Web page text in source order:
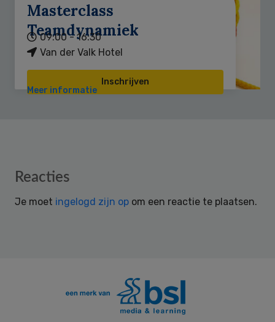
Masterclass
Teamdynamiek
09:00 - 16:30
Van der Valk Hotel
Inschrijven
Meer informatie
Reader
Reacties
Je moet ingelogd zijn op om een reactie te plaatsen.